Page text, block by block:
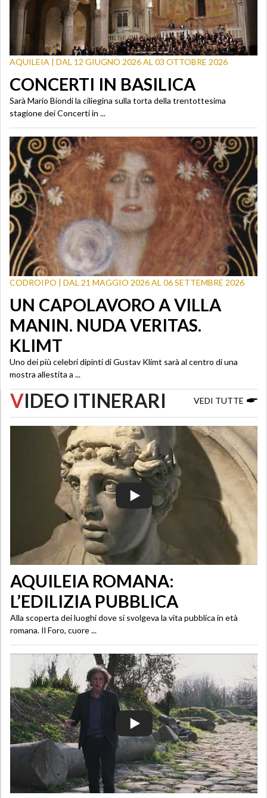
AQUILEIA | DAL 12 GIUGNO 2026 AL 03 OTTOBRE 2026
CONCERTI IN BASILICA
Sarà Mario Biondi la ciliegina sulla torta della trentottesima
stagione dei Concerti in ...
CODROIPO | DAL 21 MAGGIO 2026 AL 06 SETTEMBRE 2026
UN CAPOLAVORO A VILLA
MANIN. NUDA VERITAS.
KLIMT
Uno dei più celebri dipinti di Gustav Klimt sarà al centro di una
mostra allestita a ...
VIDEO ITINERARI VEDI TUTTE
AQUILEIA ROMANA:
L’EDILIZIA PUBBLICA
Alla scoperta dei luoghi dove si svolgeva la vita pubblica in età
romana. Il Foro, cuore ...